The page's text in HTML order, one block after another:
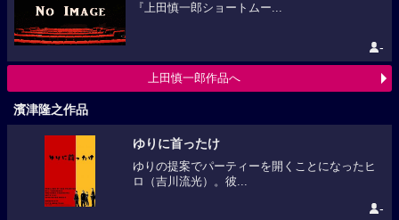
『上田慎一郎ショートムー...
-
上田慎一郎作品へ
濱津隆之作品
ゆりに首ったけ
ゆりの提案でパーティーを開くことになったヒ
ロ（吉川流光）。彼...
-